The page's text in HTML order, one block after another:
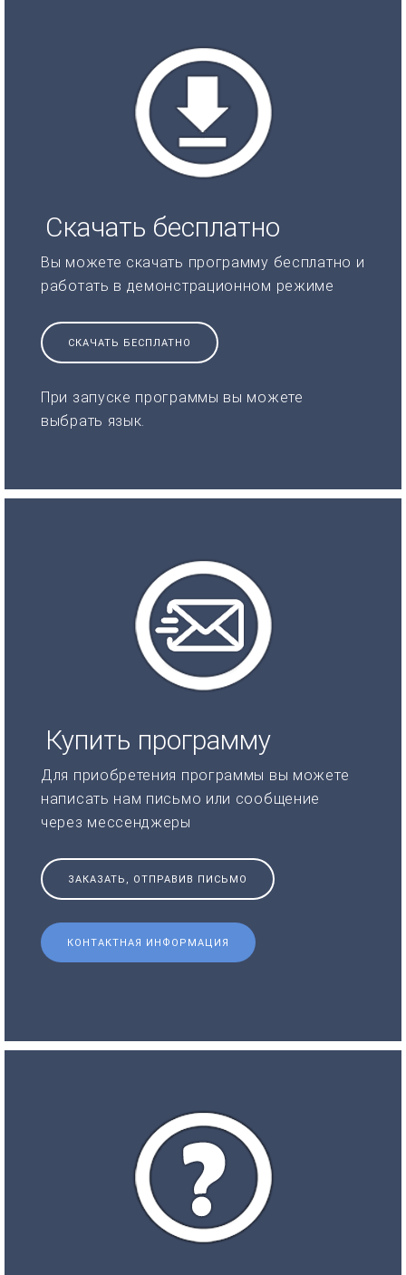
Скачать бесплатно
Вы можете скачать программу бесплатно и
работать в демонстрационном режиме
СКАЧАТЬ БЕСПЛАТНО
При запуске программы вы можете
выбрать язык.
Купить программу
Для приобретения программы вы можете
написать нам письмо или сообщение
через мессенджеры
ЗАКАЗАТЬ, ОТПРАВИВ ПИСЬМО
КОНТАКТНАЯ ИНФОРМАЦИЯ